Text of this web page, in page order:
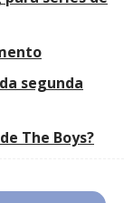
segunda
The Boys?